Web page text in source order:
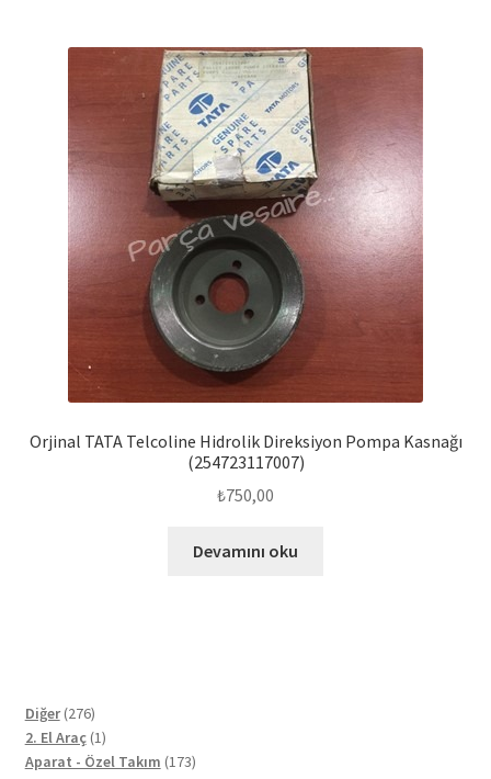
Orjinal TATA Telcoline Hidrolik Direksiyon Pompa Kasnağı
(254723117007)
₺750,00
Devamını oku
Diğer 276276
ürün
2. El Araç 11
ürün
Aparat - Özel Takım 173173